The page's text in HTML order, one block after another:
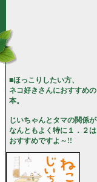
■ほっこりしたい方、
ネコ好きさんにおすすめの
本。
じいちゃんとタマの関係が
なんともよく特に１．２は
おすすめですよ～!!